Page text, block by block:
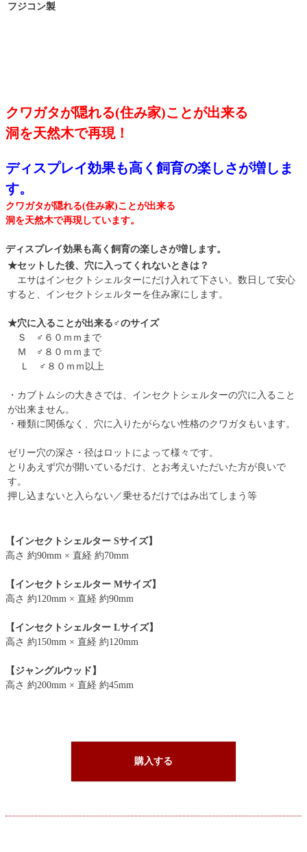
フジコン製
クワガタが隠れる(住み家)ことが出来る
洞を天然木で再現！
ディスプレイ効果も高く飼育の楽しさが増しま
す。
クワガタが隠れる(住み家)ことが出来る
洞を天然木で再現しています。
ディスプレイ効果も高く飼育の楽しさが増します。
★セットした後、穴に入ってくれないときは？
エサはインセクトシェルターにだけ入れて下さい。数日して安心
すると、インセクトシェルターを住み家にします。
★穴に入ることが出来る♂のサイズ
Ｓ ♂６０ｍｍまで
Ｍ ♂８０ｍｍまで
Ｌ ♂８０ｍｍ以上
・カブトムシの大きさでは、インセクトシェルターの穴に入ること
が出来ません。
・種類に関係なく、穴に入りたがらない性格のクワガタもいます。
ゼリー穴の深さ・径はロットによって様々です。
とりあえず穴が開いているだけ、とお考えいただいた方が良いで
す。
押し込まないと入らない／乗せるだけではみ出てしまう等
【インセクトシェルター Sサイズ】
高さ 約90mm × 直経 約70mm
【インセクトシェルター Mサイズ】
高さ 約120mm × 直経 約90mm
【インセクトシェルター Lサイズ】
高さ 約150mm × 直経 約120mm
【ジャングルウッド】
高さ 約200mm × 直経 約45mm
購入する